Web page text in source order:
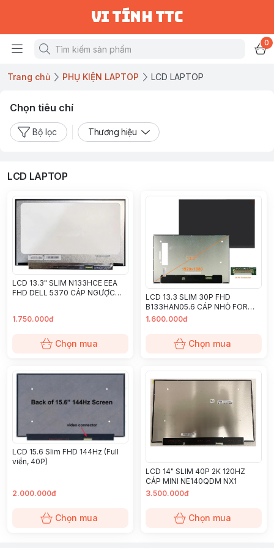
vi tính ttc
0
Trang chủ PHỤ KIỆN LAPTOP LCD LAPTOP
Chọn tiêu chí
Bộ lọc Thương hiệu
LCD LAPTOP
LCD 13.3" SLIM N133HCE EEA
FHD DELL 5370 CÁP NGƯỢC
1.750.000đ
Chọn mua
LCD 13.3 SLIM 30P FHD
B133HAN05.6 CÁP NHỎ FOR
DELL 5300 7300
1.600.000đ
Chọn mua
LCD 15.6 Slim FHD 144Hz (Full
viền, 40P)
2.000.000đ
Chọn mua
LCD 14" SLIM 40P 2K 120HZ
CÁP MINI NE140QDM NX1
3.500.000đ
Chọn mua